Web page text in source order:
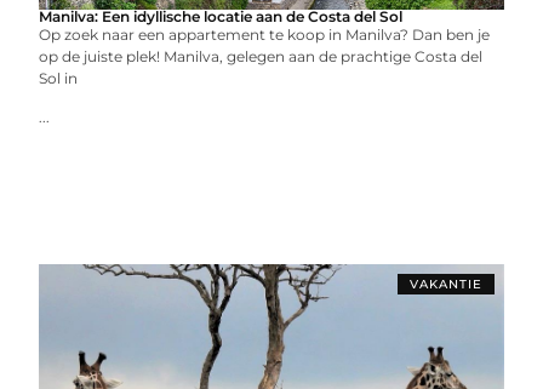
Manilva: Een idyllische locatie aan de Costa del Sol
Op zoek naar een appartement te koop in Manilva? Dan ben je
op de juiste plek! Manilva, gelegen aan de prachtige Costa del
Sol in
...
VAKANTIE